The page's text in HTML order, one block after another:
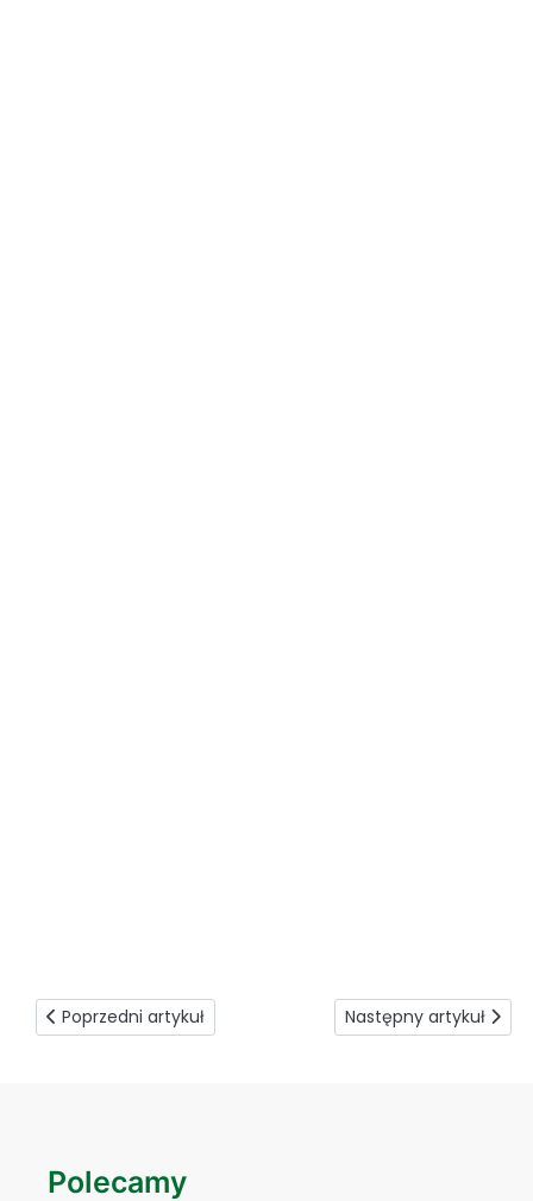
Poprzedni artykuł: Z wizytą w PWiK-u
Poprzedni artykuł Następny artykuł:
Następny artykuł
Polecamy